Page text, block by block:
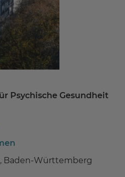
Psychische Gesundheit
Baden-Württemberg